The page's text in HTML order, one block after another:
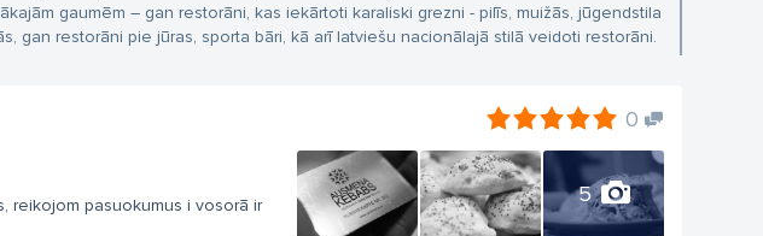
gaumēm – gan restorāni, kas iekārtoti karaliski grezni - pilīs, muižās, jūgendstila
gan restorāni pie jūras, sporta bāri, kā arī latviešu nacionālajā stilā veidoti restorāni.
0
5
reikojom pasuokumus i vosorā ir